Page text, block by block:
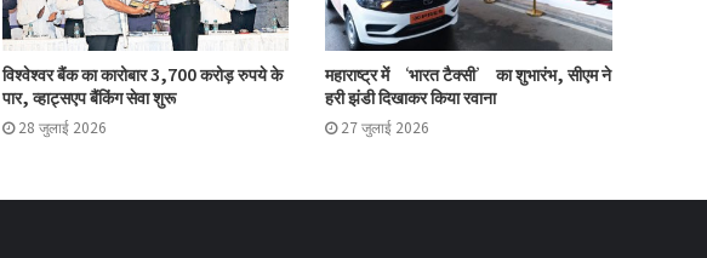
एनसीयूआई ने की मॉरीशस प्रतिनिधिमंडल की
51% की वृद्धि
विश्वेश्वर बैंक का कारोबार 3,700 करोड़ रुपये के
पार, व्हाट्सएप बैंकिंग सेवा शुरू
28 जुलाई 2026
महाराष्ट्र में ‘भारत टैक्सी’ का शुभारंभ, सीएम ने
हरी झंडी दिखाकर किया रवाना
27 जुलाई 2026